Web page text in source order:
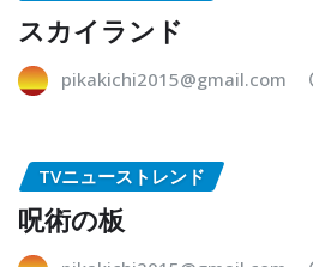
スカイランド
pikakichi2015@gmail.com
TVニューストレンド
呪術の板